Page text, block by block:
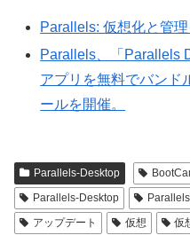
Parallels: 仮想化と管
Parallels、「Parallels
アプリを無料でバンド
ールを開催。
Parallels-Desktop
Parallels-Desktop
アップデート
仮想 仮